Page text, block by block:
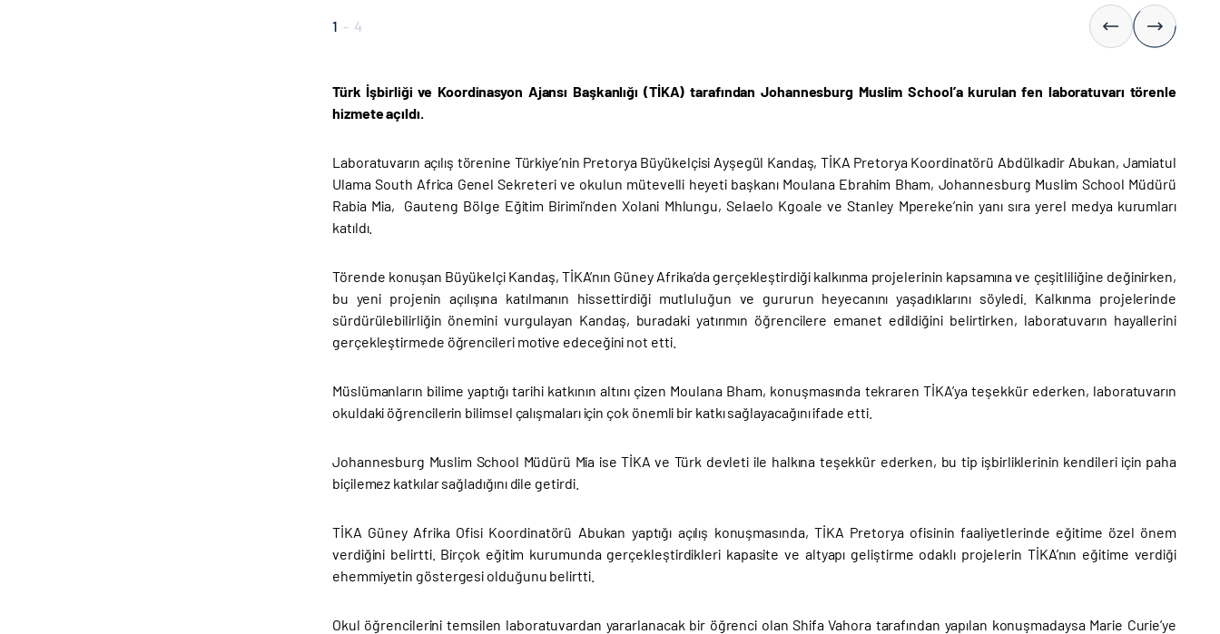
1 - 4
Türk İşbirliği ve Koordinasyon Ajansı Başkanlığı (TİKA) tarafından Johannesburg Muslim School’a kurulan fen laboratuvarı törenle
hizmete açıldı.
Laboratuvarın açılış törenine Türkiye’nin Pretorya Büyükelçisi Ayşegül Kandaş, TİKA Pretorya Koordinatörü Abdülkadir Abukan, Jamiatul
Ulama South Africa Genel Sekreteri ve okulun mütevelli heyeti başkanı Moulana Ebrahim Bham, Johannesburg Muslim School Müdürü
Rabia Mia, Gauteng Bölge Eğitim Birimi’nden Xolani Mhlungu, Selaelo Kgoale ve Stanley Mpereke’nin yanı sıra yerel medya kurumları
katıldı.
Törende konuşan Büyükelçi Kandaş, TİKA’nın Güney Afrika’da gerçekleştirdiği kalkınma projelerinin kapsamına ve çeşitliliğine değinirken,
bu yeni projenin açılışına katılmanın hissettirdiği mutluluğun ve gururun heyecanını yaşadıklarını söyledi. Kalkınma projelerinde
sürdürülebilirliğin önemini vurgulayan Kandaş, buradaki yatırımın öğrencilere emanet edildiğini belirtirken, laboratuvarın hayallerini
gerçekleştirmede öğrencileri motive edeceğini not etti.
Müslümanların bilime yaptığı tarihi katkının altını çizen Moulana Bham, konuşmasında tekraren TİKA’ya teşekkür ederken, laboratuvarın
okuldaki öğrencilerin bilimsel çalışmaları için çok önemli bir katkı sağlayacağını ifade etti.
Johannesburg Muslim School Müdürü Mia ise TİKA ve Türk devleti ile halkına teşekkür ederken, bu tip işbirliklerinin kendileri için paha
biçilemez katkılar sağladığını dile getirdi.
TİKA Güney Afrika Ofisi Koordinatörü Abukan yaptığı açılış konuşmasında, TİKA Pretorya ofisinin faaliyetlerinde eğitime özel önem
verdiğini belirtti. Birçok eğitim kurumunda gerçekleştirdikleri kapasite ve altyapı geliştirme odaklı projelerin TİKA’nın eğitime verdiği
ehemmiyetin göstergesi olduğunu belirtti.
Okul öğrencilerini temsilen laboratuvardan yararlanacak bir öğrenci olan Shifa Vahora tarafından yapılan konuşmadaysa Marie Curie’ye